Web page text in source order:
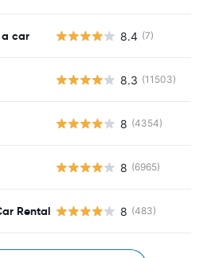
a car 8.4 (7)
8.3 (11503)
8 (4354)
8 (6965)
Rental 8 (483)